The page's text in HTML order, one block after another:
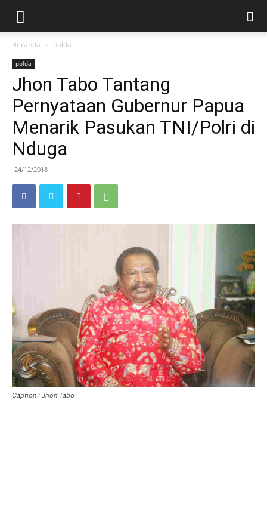
Beranda polda
polda
Jhon Tabo Tantang
Pernyataan Gubernur Papua
Menarik Pasukan TNI/Polri di
Nduga
24/12/2018
Caption : Jhon Tabo